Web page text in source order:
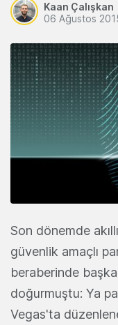
Kaan Çalışkan
06 Ağustos
Son dönemde
güvenlik amaçlı
beraberinde
doğurmuştu: Ya
Vegas'ta